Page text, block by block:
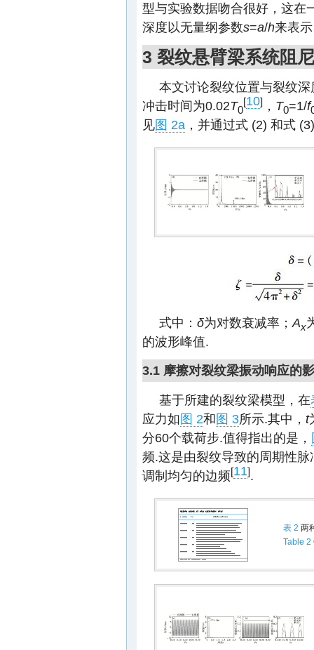
型与实验数据吻合很好，这在
深度以无量纲参数s=a/h来表
3 裂纹悬臂梁系统阻
本文讨论裂纹位置与裂纹
冲击时间为0.02T0
[10] ， T0=1/f
见图 2a ，并通过式 (2) 和式
式中： δ为对数衰减率； Ax
的波形峰值.
3.1 摩擦对裂纹梁振动响应的
基于所建的裂纹梁模型，在
应力如图 2和图 3所示.其中， t
分60个载荷步.值得指出的是，
频.这是由裂纹导致的周期性
调制均匀的边频[11].
表 2 两
Table 2